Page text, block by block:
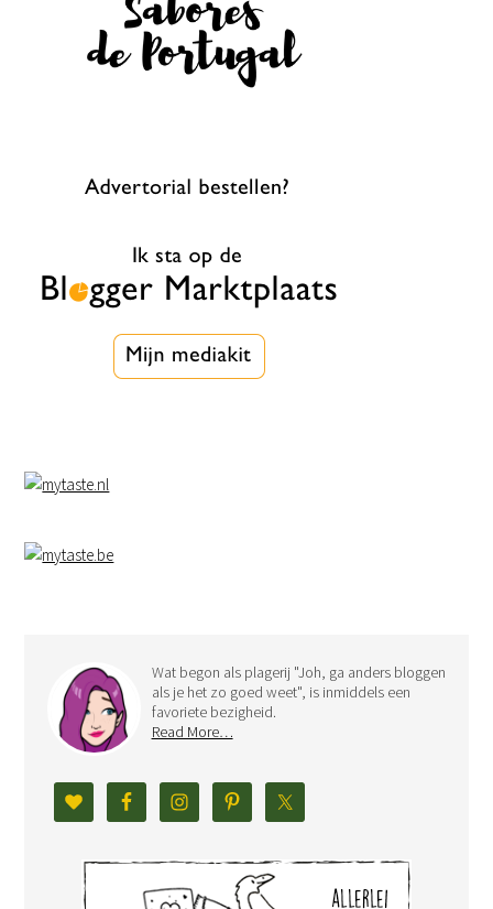
Wat begon als plagerij "Joh, ga anders bloggen
als je het zo goed weet", is inmiddels een
favoriete bezigheid.
Read More…